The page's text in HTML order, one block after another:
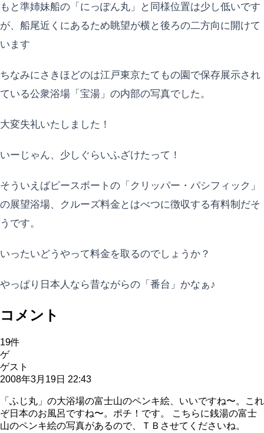
もと準姉妹船の「にっぽん丸」と同様位置は少し低いです
が、船尾近くにあるため眺望が横と後ろの二方向に開けて
います
ちなみにさきほどのは江戸東京たてもの園で保存展示され
ている公衆浴場「宝湯」の内部の写真でした。
大変失礼いたしました！
いーじゃん、少しぐらいふざけたって！
そういえばピースボートの「クリッパー・パシフィック」
の展望浴場、クルーズ料金とはべつに徴収する有料制だそ
うです。
いったいどうやって料金を取るのでしょうか？
やっぱり日本人なら昔ながらの「番台」かなぁ♪
コメント
19件
ゲ
ゲスト
2008年3月19日 22:43
「ふじ丸」の大浴場の富士山のペンキ絵、いいですね〜。これ
ぞ日本のお風呂ですね〜。ポチ！です。 こちらに銭湯の富士
山のペンキ絵の写真があるので、ＴＢさせてくださいね。